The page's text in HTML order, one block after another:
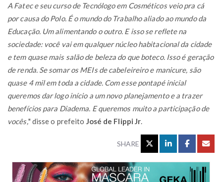
A Fatec e seu curso de Tecnólogo em Cosméticos veio pra cá
por causa do Polo. É o mundo do Trabalho aliado ao mundo da
Educação. Um alimentando o outro. E isso se reflete na
sociedade: você vai em qualquer núcleo habitacional da cidade
e tem quase mais salão de beleza do que boteco. Isso é geração
de renda. Se somar os MEIs de cabeleireiro e manicure, são
quase 4 mil em toda a cidade. Com esse pontapé inicial
queremos dar logo início a um novo planejamento e a trazer
benefícios para Diadema. E queremos muito a participação de
vocês," disse o prefeito José de Flippi Jr
SHARE